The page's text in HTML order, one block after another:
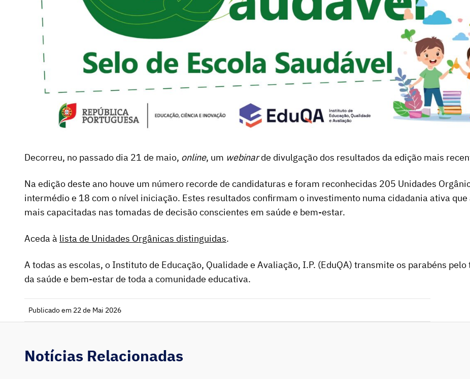
Decorreu, no passado dia 21 de maio, online, um webinarde divulgação dos resultados da edição mais
Na edição deste ano houve um número recorde de candidaturas e foram reconhecidas 205 Unidades
intermédio e 18 com o nível iniciação. Estes resultados confirmam o investimento numa cidadania ativa
mais capacitadas nas tomadas de decisão conscientes em saúde e bem-estar.
Aceda à lista de Unidades Orgânicas distinguidas.
A todas as escolas, o Instituto de Educação, Qualidade e Avaliação, I.P. (EduQA) transmite os parabéns
da saúde e bem-estar de toda a comunidade educativa.
Publicado em 22 de Mai 2026
Notícias Relacionadas